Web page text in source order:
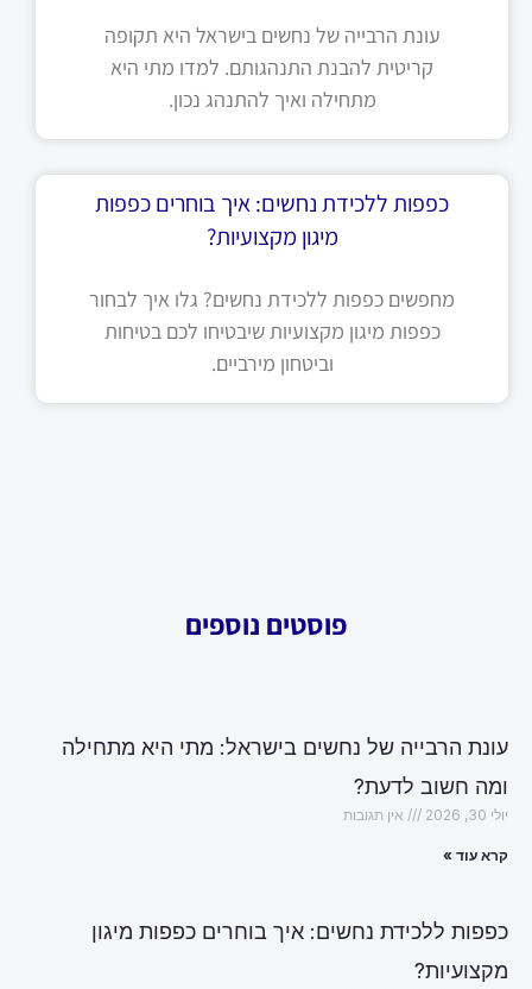
עונת הרבייה של נחשים בישראל היא תקופה
קריטית להבנת התנהגותם. למדו מתי היא
מתחילה ואיך להתנהג נכון.
כפפות ללכידת נחשים: איך בוחרים כפפות
מיגון מקצועיות?
מחפשים כפפות ללכידת נחשים? גלו איך לבחור
כפפות מיגון מקצועיות שיבטיחו לכם בטיחות
וביטחון מירביים.
פוסטים נוספים
עונת הרבייה של נחשים בישראל: מתי היא מתחילה
ומה חשוב לדעת?
יולי 30, 2026 אין תגובות
קרא עוד »
כפפות ללכידת נחשים: איך בוחרים כפפות מיגון
מקצועיות?